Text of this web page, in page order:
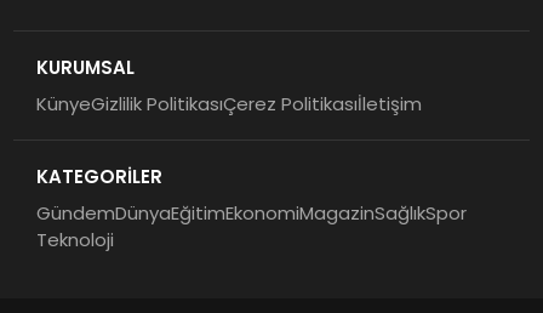
KURUMSAL
KünyeGizlilik PolitikasıÇerez Politikasıİletişim
KATEGORİLER
GündemDünyaEğitimEkonomiMagazinSağlıkSpor
Teknoloji